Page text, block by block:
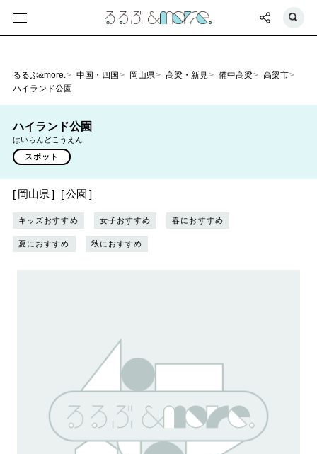
るるぶ&more. 中国・四国 岡山県 高梁・新見 備中高梁
高梁市
ハイランド公園
ハイランド公園
はいらんどこうえん
スポット
岡山県 公園
キッズおすすめ 女子おすすめ 春におすすめ
夏におすすめ 秋におすすめ